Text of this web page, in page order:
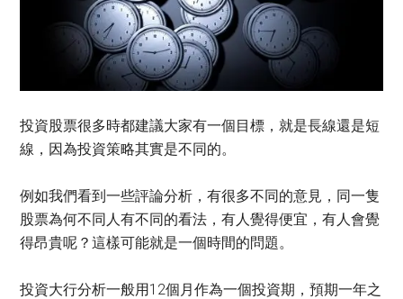
投資股票很多時都建議大家有一個目標，就是長線還是短
線，因為投資策略其實是不同的。
例如我們看到一些評論分析，有很多不同的意見，同一隻
股票為何不同人有不同的看法，有人覺得便宜，有人會覺
得昂貴呢？這樣可能就是一個時間的問題。
投資大行分析一般用12個月作為一個投資期，預期一年之